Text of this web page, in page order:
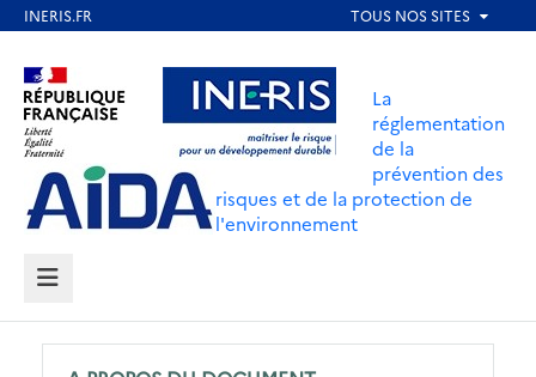
contenu
principal
Aller au contenu Aller au menu
Aller au pied de page
La
réglementation
de la
prévention des
risques et de la protection de
l'environnement
MENU